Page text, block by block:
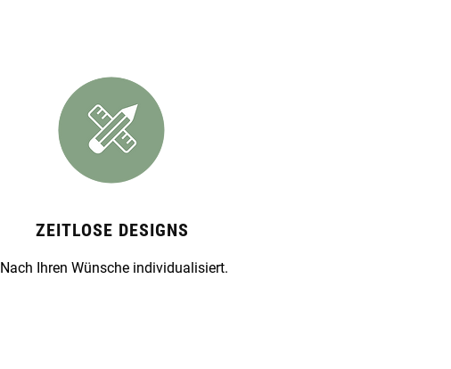
ZEITLOSE DESIGNS
Nach Ihren Wünsche individualisiert.